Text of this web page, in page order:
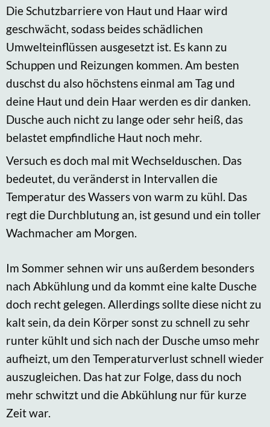
Die Schutzbarriere von Haut und Haar wird
geschwächt, sodass beides schädlichen
Umwelteinflüssen ausgesetzt ist. Es kann zu
Schuppen und Reizungen kommen. Am besten
duschst du also höchstens einmal am Tag und
deine Haut und dein Haar werden es dir danken.
Dusche auch nicht zu lange oder sehr heiß, das
belastet empfindliche Haut noch mehr.
Versuch es doch mal mit Wechselduschen. Das
bedeutet, du veränderst in Intervallen die
Temperatur des Wassers von warm zu kühl. Das
regt die Durchblutung an, ist gesund und ein toller
Wachmacher am Morgen.
Im Sommer sehnen wir uns außerdem besonders
nach Abkühlung und da kommt eine kalte Dusche
doch recht gelegen. Allerdings sollte diese nicht zu
kalt sein, da dein Körper sonst zu schnell zu sehr
runter kühlt und sich nach der Dusche umso mehr
aufheizt, um den Temperaturverlust schnell wieder
auszugleichen. Das hat zur Folge, dass du noch
mehr schwitzt und die Abkühlung nur für kurze
Zeit war.